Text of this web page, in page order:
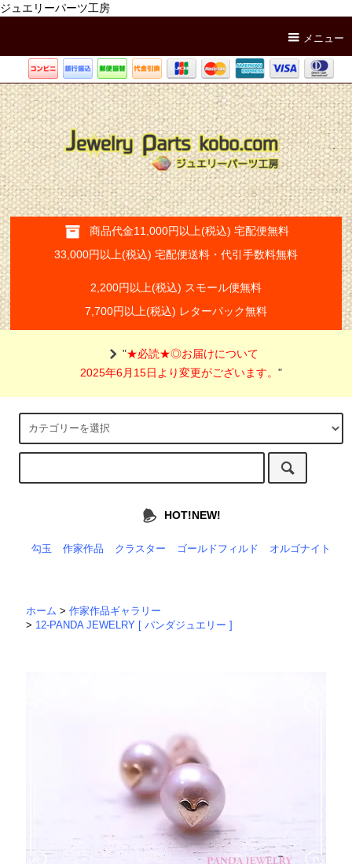
ジュエリーパーツ工房
メニュー
商品代金11,000円以上(税込) 宅配便無料
33,000円以上(税込) 宅配便送料・代引手数料無料
2,200円以上(税込) スモール便無料
7,700円以上(税込) レターパック無料
"★必読★◎お届けについて
2025年6月15日より変更がございます。"
HOT!NEW!
勾玉 作家作品 クラスター ゴールドフィルド オルゴナイト
ホーム >作家作品ギャラリー
> 12-PANDA JEWELRY [ パンダジュエリー ]